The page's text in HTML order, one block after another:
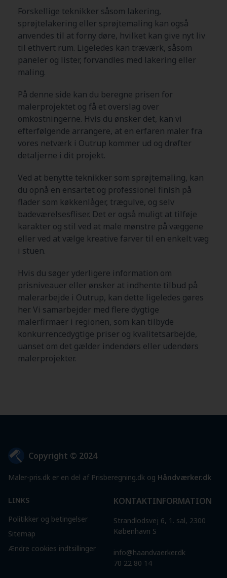
Forskellige teknikker såsom lakering,
sprøjtelakering eller sprøjtemaling kan også
anvendes til at forny døre, hvilket kan give nyt liv
til ethvert rum. Ligeledes kan træværk, såsom
paneler og lister, forvandles med lakering eller
maling.
På denne side kan du beregne prisen for
malerprojektet og få et overslag over
omkostningerne. Hvis du ønsker det, kan vi
efterfølgende arrangere, at en erfaren maler fra
vores netværk i Outrup kommer ud og drøfter
detaljerne i dit projekt.
Ved at benytte teknikker som sprøjtemaling, kan
du opnå en ensartet og professionel finish på
flader som køkkenlåger, trægulve, og selv
badeværelsesfliser. Det er også muligt at tilføje
karakter og stil ved at male mønstre på væggene
eller ved at vælge kreative farver til en enkelt væg
i stuen.
Hvis du søger yderligere information om
prisniveauer eller ønsker at indhente tilbud på
malerarbejde i Outrup, kan dette ligeledes gøres
her. Vi samarbejder med flere dygtige
malerfirmaer i regionen, som kan tilbyde
konkurrencedygtige priser og kvalitetsarbejde,
uanset om det gælder indendørs eller udendørs
malerprojekter.
Copyright © 2024
Maler-pris.dk er en del af Prisberegning.dk og Håndværker.dk
LINKS
Politikker og betingelser
Sitemap
Ændre cookies indtsillinger
KONTAKTINFORMATION
Strandlodsvej 6, 1. sal, 2300
København S
info@haandvaerker.dk
70 22 80 14